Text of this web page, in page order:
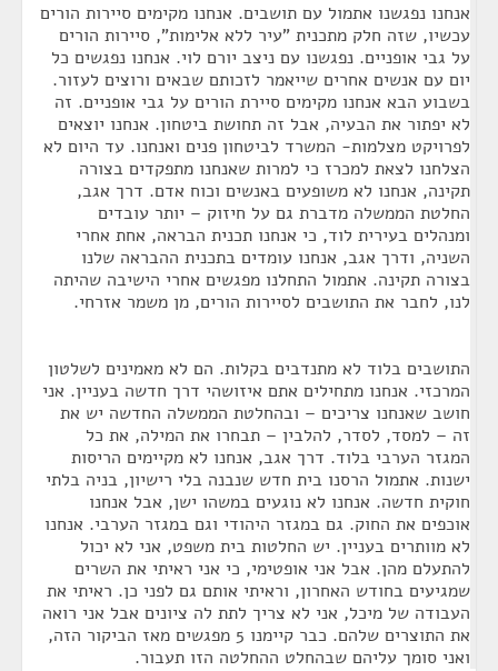
אנחנו נפגשנו אתמול עם תושבים. אנחנו מקימים סיירות הורים
עכשיו, שזה חלק מתכנית "עיר ללא אלימות", סיירות הורים
על גבי אופניים. נפגשנו עם ניצב יורם לוי. אנחנו נפגשים כל
יום עם אנשים אחרים שייאמר לזכותם שבאים ורוצים לעזור.
בשבוע הבא אנחנו מקימים סיירת הורים על גבי אופניים. זה
לא יפתור את הבעיה, אבל זה תחושת ביטחון. אנחנו יוצאים
לפרויקט מצלמות- המשרד לביטחון פנים ואנחנו. עד היום לא
הצלחנו לצאת למכרז כי למרות שאנחנו מתפקדים בצורה
תקינה, אנחנו לא משופעים באנשים וכוח אדם. דרך אגב,
החלטת הממשלה מדברת גם על חיזוק – יותר עובדים
ומנהלים בעירית לוד, כי אנחנו תכנית הבראה, אחת אחרי
השניה, ודרך אגב, אנחנו עומדים בתכנית ההבראה שלנו
בצורה תקינה. אתמול התחלנו מפגשים אחרי הישיבה שהיתה
לנו, לחבר את התושבים לסיירות הורים, מן משמר אזרחי.
התושבים בלוד לא מתנדבים בקלות. הם לא מאמינים לשלטון
המרכזי. אנחנו מתחילים אתם איזושהי דרך חדשה בעניין. אני
חושב שאנחנו צריכים – ובהחלטת הממשלה החדשה יש את
זה – למסד, לסדר, להלבין – תבחרו את המילה, את כל
המגזר הערבי בלוד. דרך אגב, אנחנו לא מקיימים הריסות
ישנות. אתמול הרסנו בית חדש שנבנה בלי רישיון, בניה בלתי
חוקית חדשה. אנחנו לא נוגעים במשהו ישן, אבל אנחנו
אוכפים את החוק. גם במגזר היהודי וגם במגזר הערבי. אנחנו
לא מוותרים בעניין. יש החלטות בית משפט, אני לא יכול
להתעלם מהן. אבל אני אופטימי, כי אני ראיתי את השרים
שמגיעים בחודש האחרון, וראיתי אותם גם לפני כן. ראיתי את
העבודה של מיכל, אני לא צריך לתת לה ציונים אבל אני רואה
את התוצרים שלהם. כבר קיימנו 5 מפגשים מאז הביקור הזה,
ואני סומך עליהם שבהחלט ההחלטה הזו תעבור.